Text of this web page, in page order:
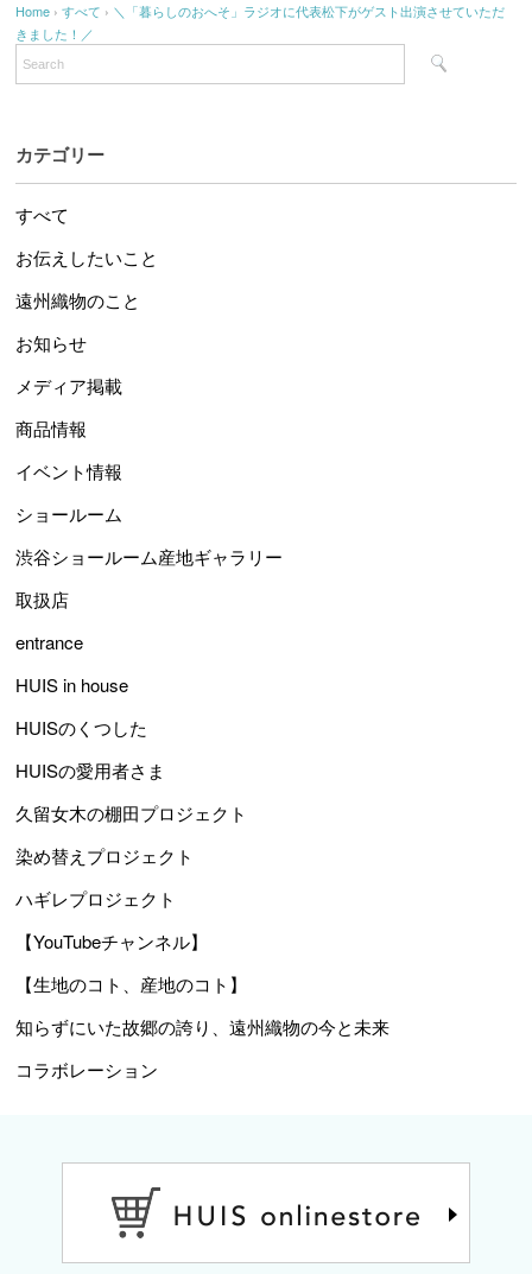
Home ›すべて › ＼「暮らしのおへそ」ラジオに代表松下がゲスト出演させていただ
きました！／
カテゴリー
すべて
お伝えしたいこと
遠州織物のこと
お知らせ
メディア掲載
商品情報
イベント情報
ショールーム
渋谷ショールーム産地ギャラリー
取扱店
entrance
HUIS in house
HUISのくつした
HUISの愛用者さま
久留女木の棚田プロジェクト
染め替えプロジェクト
ハギレプロジェクト
【YouTubeチャンネル】
【生地のコト、産地のコト】
知らずにいた故郷の誇り、遠州織物の今と未来
コラボレーション